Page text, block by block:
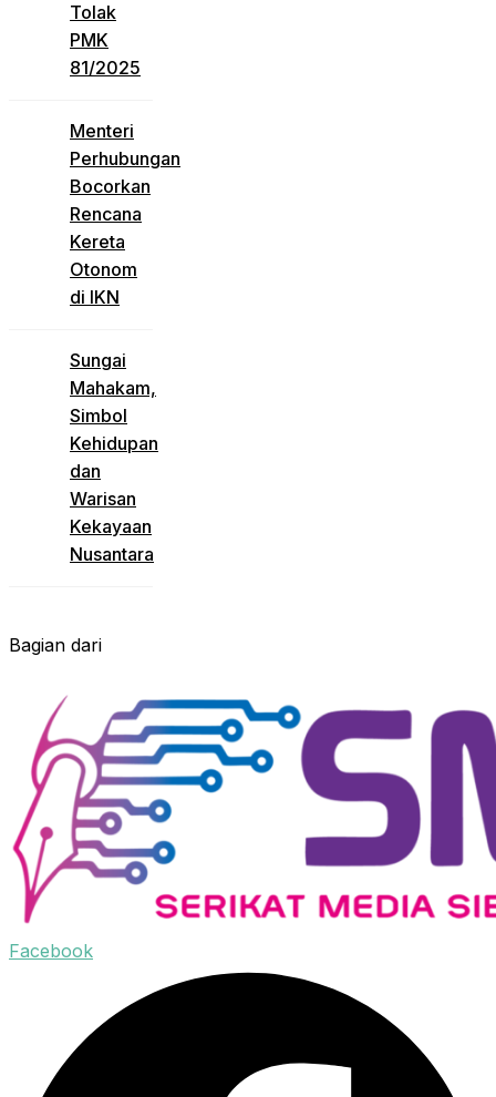
Tolak
PMK
81/2025
Menteri
Perhubungan
Bocorkan
Rencana
Kereta
Otonom
di IKN
Sungai
Mahakam,
Simbol
Kehidupan
dan
Warisan
Kekayaan
Nusantara
Bagian dari
Facebook